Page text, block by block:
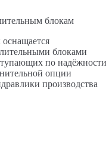
блокам
блоками
по надёжности
опции
производства